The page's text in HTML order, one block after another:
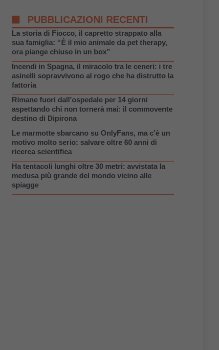
PUBBLICAZIONI RECENTI
La storia di Fiocco, il capretto strappato alla
sua famiglia: “È il mio animale da pet therapy,
ora piange chiuso in un box”
Incendi in Spagna, il miracolo tra le ceneri: i tre
asinelli sopravvivono al rogo che ha distrutto la
fattoria
Rimane fuori dall’ospedale per 14 giorni
aspettando chi non tornerà mai: il commovente
destino di Dipirona
Le marmotte sbarcano su OnlyFans, ma c’è un
motivo molto serio: salvare oltre 60 anni di
ricerca scientifica
Ha tentacoli lunghi oltre 30 metri: avvistata la
medusa più grande del mondo vicino alle
spiagge